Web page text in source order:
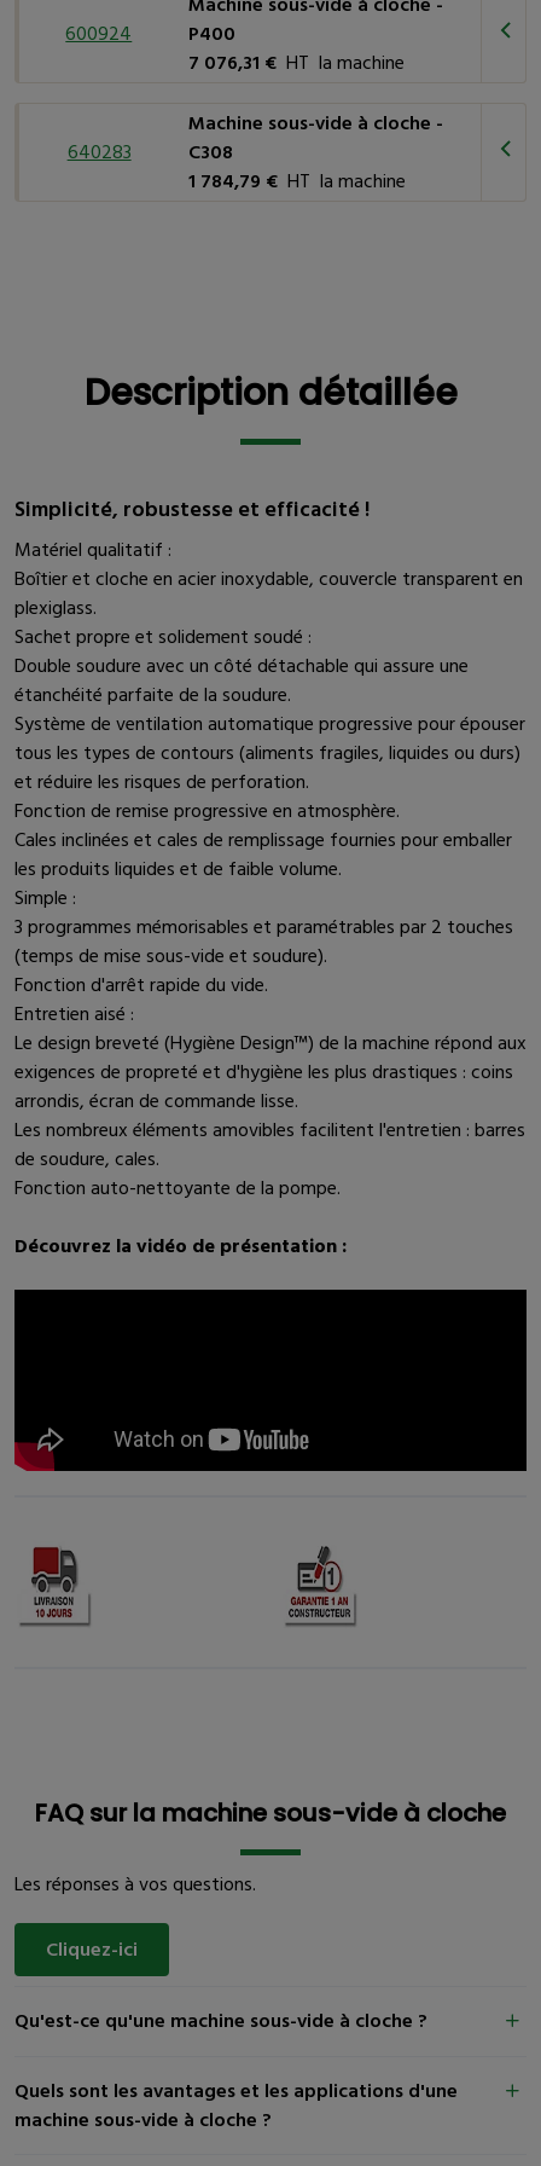
600924
P400
7 076,31 €HT la machine
640283
Machine sous-vide à cloche -
C308
1 784,79 € HT la machine
Description détaillée
Simplicité, robustesse et efficacité !
Matériel qualitatif :
Boîtier et cloche en acier inoxydable, couvercle transparent en
plexiglass.
Sachet propre et solidement soudé :
Double soudure avec un côté détachable qui assure une
étanchéité parfaite de la soudure.
Système de ventilation automatique progressive pour épouser
tous les types de contours (aliments fragiles, liquides ou durs)
et réduire les risques de perforation.
Fonction de remise progressive en atmosphère.
Cales inclinées et cales de remplissage fournies pour emballer
les produits liquides et de faible volume.
Simple :
3 programmes mémorisables et paramétrables par 2 touches
(temps de mise sous-vide et soudure).
Fonction d'arrêt rapide du vide.
Entretien aisé :
Le design breveté (Hygiène Design™) de la machine répond aux
exigences de propreté et d'hygiène les plus drastiques : coins
arrondis, écran de commande lisse.
Les nombreux éléments amovibles facilitent l'entretien : barres
de soudure, cales.
Fonction auto-nettoyante de la pompe.
Découvrez la vidéo de présentation :
FAQ sur la machine sous-vide à cloche
Les réponses à vos questions.
Cliquez-ici
Qu'est-ce qu'une machine sous-vide à cloche ?
Quels sont les avantages et les applications d'une
machine sous-vide à cloche ?